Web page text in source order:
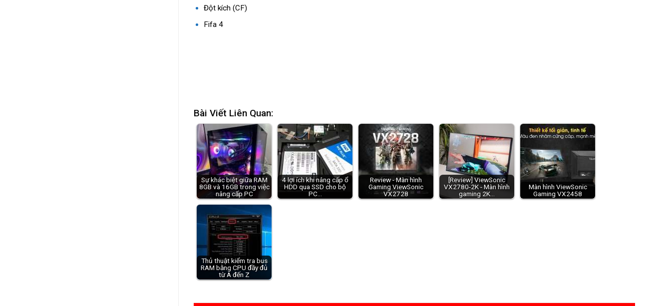
Đột kích (CF)
Fifa 4
Bài Viết Liên Quan:
Sự khác biệt giữa RAM
8GB và 16GB trong việc
nâng cấp PC
4 lợi ích khi nâng cấp ổ
HDD qua SSD cho bộ
PC…
Review - Màn hình
Gaming ViewSonic
VX2728
[Review] ViewSonic
VX2780-2K - Màn hình
gaming 2K…
Màn hình ViewSonic
Gaming VX2458
Thủ thuật kiểm tra bus
RAM bằng CPU đầy đủ
từ A đến Z